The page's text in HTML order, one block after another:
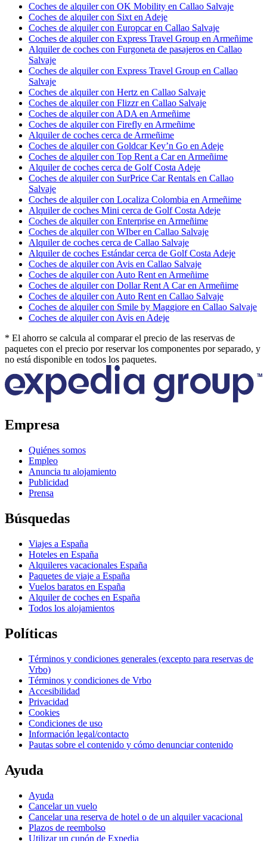
Coches de alquiler con OK Mobility en Callao Salvaje
Coches de alquiler con Sixt en Adeje
Coches de alquiler con Europcar en Callao Salvaje
Coches de alquiler con Express Travel Group en Armeñime
Alquiler de coches con Furgoneta de pasajeros en Callao
Salvaje
Coches de alquiler con Express Travel Group en Callao
Salvaje
Coches de alquiler con Hertz en Callao Salvaje
Coches de alquiler con Flizzr en Callao Salvaje
Coches de alquiler con ADA en Armeñime
Coches de alquiler con Firefly en Armeñime
Alquiler de coches cerca de Armeñime
Coches de alquiler con Goldcar Key’n Go en Adeje
Coches de alquiler con Top Rent a Car en Armeñime
Alquiler de coches cerca de Golf Costa Adeje
Coches de alquiler con SurPrice Car Rentals en Callao
Salvaje
Coches de alquiler con Localiza Colombia en Armeñime
Alquiler de coches Mini cerca de Golf Costa Adeje
Coches de alquiler con Enterprise en Armeñime
Coches de alquiler con WIber en Callao Salvaje
Alquiler de coches cerca de Callao Salvaje
Alquiler de coches Estándar cerca de Golf Costa Adeje
Coches de alquiler con Avis en Callao Salvaje
Coches de alquiler con Auto Rent en Armeñime
Coches de alquiler con Dollar Rent A Car en Armeñime
Coches de alquiler con Auto Rent en Callao Salvaje
Coches de alquiler con Smile by Maggiore en Callao Salvaje
Coches de alquiler con Avis en Adeje
* El ahorro se calcula al comparar el precio de las reservas de
paquetes con el precio por reservar los componentes por separado, y
no está disponible en todos los paquetes.
Empresa
Quiénes somos
Empleo
Anuncia tu alojamiento
Publicidad
Prensa
Búsquedas
Viajes a España
Hoteles en España
Alquileres vacacionales España
Paquetes de viaje a España
Vuelos baratos en España
Alquiler de coches en España
Todos los alojamientos
Políticas
Términos y condiciones generales (excepto para reservas de
Vrbo)
Términos y condiciones de Vrbo
Accesibilidad
Privacidad
Cookies
Condiciones de uso
Información legal/contacto
Pautas sobre el contenido y cómo denunciar contenido
Ayuda
Ayuda
Cancelar un vuelo
Cancelar una reserva de hotel o de un alquiler vacacional
Plazos de reembolso
Utilizar un cupón de Expedia